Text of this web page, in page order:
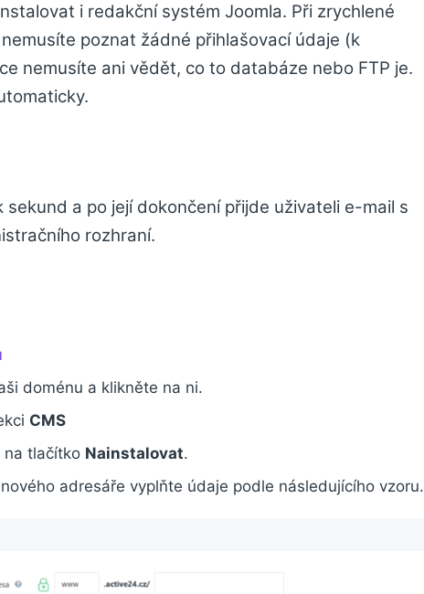
i redakční systém Joomla. Při zrychlené
poznat žádné přihlašovací údaje (k
nemusíte ani vědět, co to databáze nebo FTP je.
a po její dokončení přijde uživateli e-mail s
rozhraní.
doménu a klikněte na ni.
CMS
na tlačítko Nainstalovat.
adresáře vyplňte údaje podle následujícího vzoru.